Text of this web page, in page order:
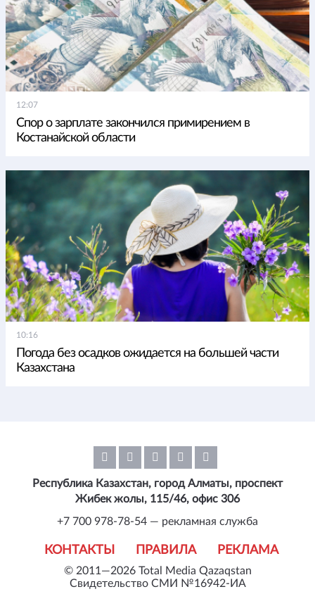
12:07
Спор о зарплате закончился примирением в
Костанайской области
10:16
Погода без осадков ожидается на большей части
Казахстана
© 2011—2026 Total Media Qazaqstan
Свидетельство СМИ №16942-ИА
КОНТАКТЫ ПРАВИЛА РЕКЛАМА
Республика Казахстан, город Алматы, проспект
Жибек жолы, 115/46, офис 306
+7 700 978-78-54 — рекламная служба